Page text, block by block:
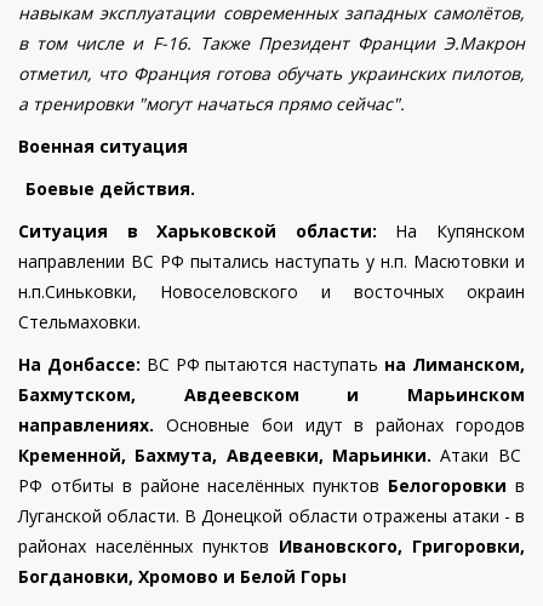
навыкам эксплуатации современных западных самолётов,
в том числе и F-16. Также Президент Франции Э.Макрон
отметил, что Франция готова обучать украинских пилотов,
а тренировки "могут начаться прямо сейчас".
Военная ситуация
Боевые действия.
Ситуация в Харьковской области:
На Купянском
направлении ВС РФ пытались наступать у н.п. Масютовки и
н.п.Синьковки, Новоселовского и восточных окраин
Стельмаховки.
На Донбассе: ВС РФ пытаются наступать на Лиманском,
Бахмутском, Авдеевском и Марьинском
направлениях. Основные бои идут в районах городов
Кременной, Бахмута, Авдеевки, Марьинки.Атаки ВС
РФ отбиты в районе населённых пунктов Белогоровкив
Луганской области. В Донецкой области отражены атаки - в
районах населённых пунктов Ивановского, Григоровки,
Богдановки, Хромово и Белой Горы